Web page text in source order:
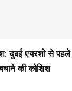
एयरशो से पहले
की कोशिश